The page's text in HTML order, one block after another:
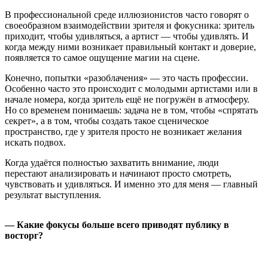
В профессиональной среде иллюзионистов часто говорят о
своеобразном взаимодействии зрителя и фокусника: зритель
приходит, чтобы удивляться, а артист — чтобы удивлять. И
когда между ними возникает правильный контакт и доверие,
появляется то самое ощущение магии на сцене.
Конечно, попытки «разоблачения» — это часть профессии.
Особенно часто это происходит с молодыми артистами или в
начале номера, когда зритель ещё не погружён в атмосферу.
Но со временем понимаешь: задача не в том, чтобы «спрятать
секрет», а в том, чтобы создать такое сценическое
пространство, где у зрителя просто не возникает желания
искать подвох.
Когда удаётся полностью захватить внимание, люди
перестают анализировать и начинают просто смотреть,
чувствовать и удивляться. И именно это для меня — главный
результат выступления.
— Какие фокусы больше всего приводят публику в
восторг?